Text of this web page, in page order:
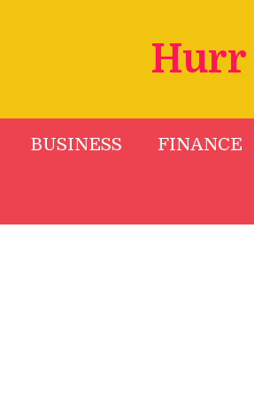
Hurr
BUSINESS FINANCE